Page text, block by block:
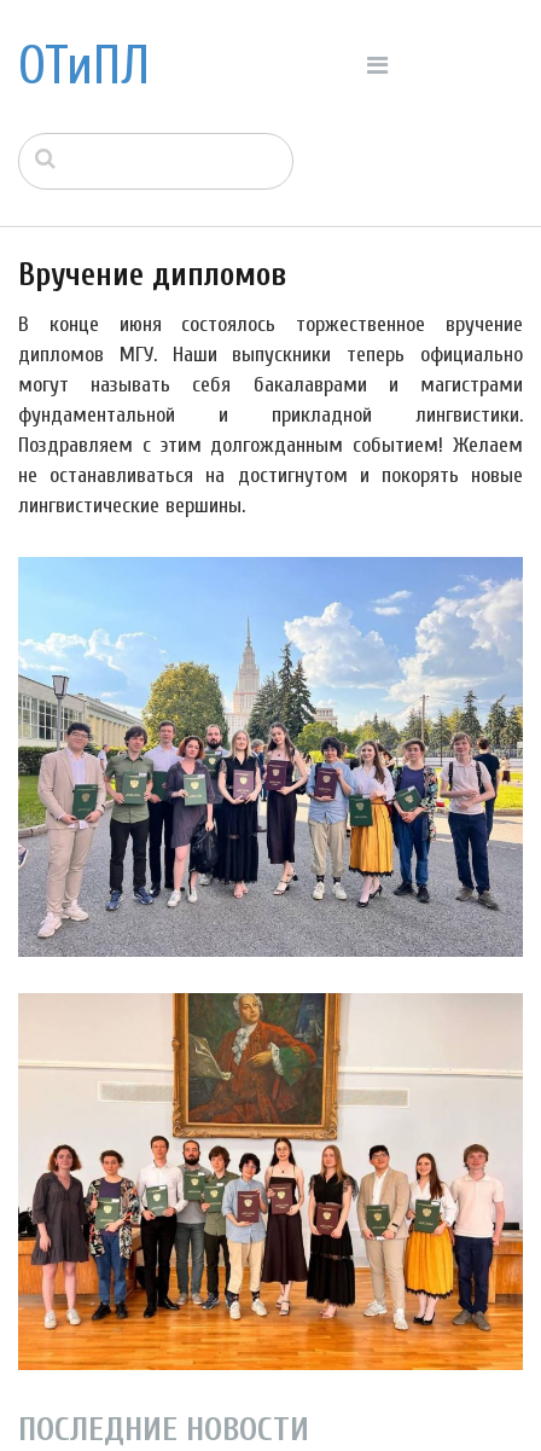
ОТиПЛ
Вручение дипломов
В конце июня состоялось торжественное вручение
дипломов МГУ. Наши выпускники теперь официально
могут называть себя бакалаврами и магистрами
фундаментальной и прикладной лингвистики.
Поздравляем с этим долгожданным событием! Желаем
не останавливаться на достигнутом и покорять новые
лингвистические вершины.
ПОСЛЕДНИЕ НОВОСТИ